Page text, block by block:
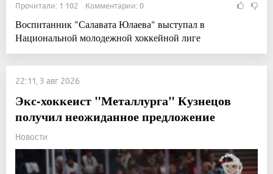
Прочитали: 1 102 Комментарии: 0
Воспитанник "Салавата Юлаева" выступал в
Национальной молодежной хоккейной лиге
22:11, 3 авг 2026
Экс-хоккеист "Металлурга" Кузнецов
получил неожиданное предложение
Новости